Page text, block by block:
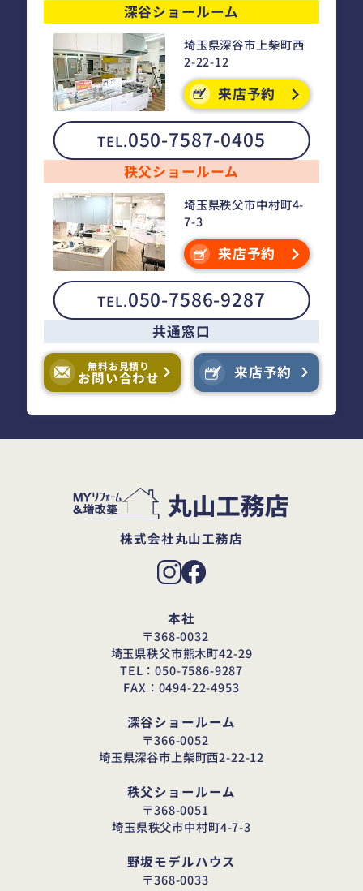
深谷ショールーム
埼玉県深谷市上柴町西
2-22-12
来店予約
TEL.050-7587-0405
秩父ショールーム
埼玉県秩父市中村町4-
7-3
来店予約
TEL.050-7586-9287
共通窓口
来店予約
無料お見積り
お問い合わせ
株式会社丸山工務店
本社
〒368-0032
埼玉県秩父市熊木町42-29
TEL：050-7586-9287
FAX：0494-22-4953
深谷ショールーム
〒366-0052
埼玉県深谷市上柴町西2-22-12
秩父ショールーム
〒368-0051
埼玉県秩父市中村町4-7-3
野坂モデルハウス
〒368-0033